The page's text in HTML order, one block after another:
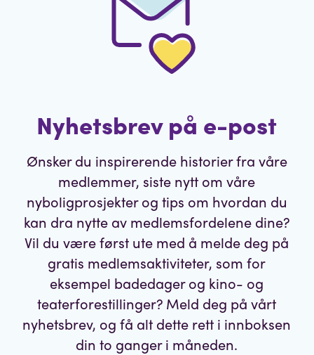
Nyhetsbrev på e-post
Ønsker du inspirerende historier fra våre
medlemmer, siste nytt om våre
nyboligprosjekter og tips om hvordan du
kan dra nytte av medlemsfordelene dine?
Vil du være først ute med å melde deg på
gratis medlemsaktiviteter, som for
eksempel badedager og kino- og
teaterforestillinger? Meld deg på vårt
nyhetsbrev, og få alt dette rett i innboksen
din to ganger i måneden.